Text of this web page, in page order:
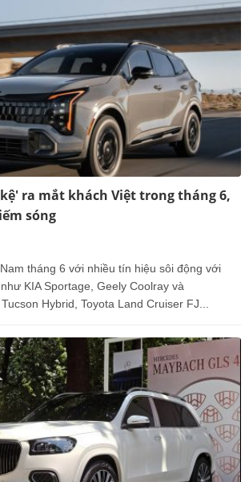
ra mắt khách Việt trong tháng 6,
sóng
tháng 6 với nhiều tín hiệu sôi động với
KIA Sportage, Geely Coolray và
Hybrid, Toyota Land Cruiser FJ...